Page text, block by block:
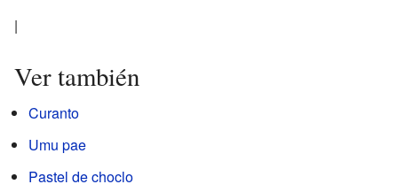
|
Ver también
Curanto
Umu pae
Pastel de choclo